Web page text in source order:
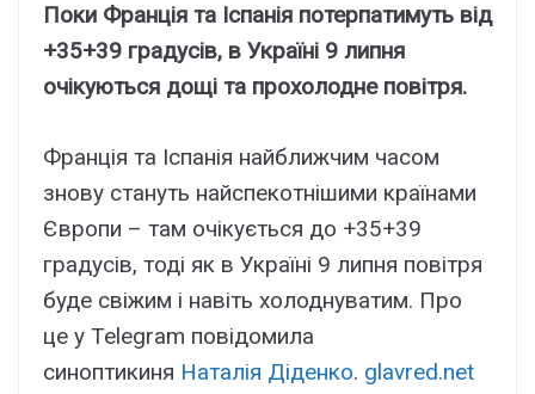
Поки Франція та Іспанія потерпатимуть від
+35+39 градусів, в Україні 9 липня
очікуються дощі та прохолодне повітря.
Франція та Іспанія найближчим часом
знову стануть найспекотнішими країнами
Європи – там очікується до +35+39
градусів, тоді як в Україні 9 липня повітря
буде свіжим і навіть холоднуватим. Про
це у Telegram повідомила
синоптикиня Наталія Діденко. glavred.net